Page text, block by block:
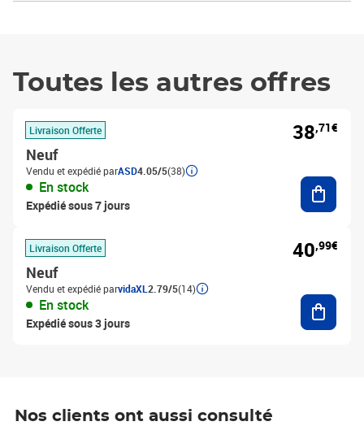
Toutes les autres offres
Livraison Offerte
Neuf
Vendu et expédié parASD4.05/5(38)
En stock
Expédié sous 7 jours
38,71€
Livraison Offerte
Neuf
Vendu et expédié parvidaXL 2.79/5(14)
En stock
Expédié sous 3 jours
40,99€
Nos clients ont aussi consulté